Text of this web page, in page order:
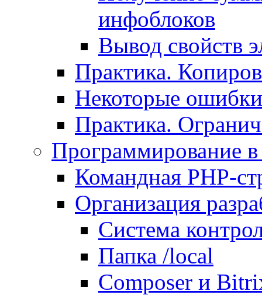
инфоблоков
Вывод свойств
Практика.
Некоторые
Практика.
Программирование
Командная PHP-
Организация
Система
Папка /local
Composer и